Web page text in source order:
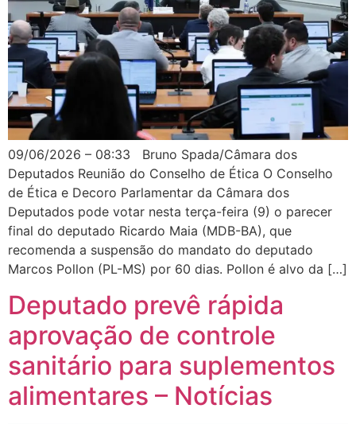
09/06/2026 – 08:33 Bruno Spada/Câmara dos
Deputados Reunião do Conselho de Ética O Conselho
de Ética e Decoro Parlamentar da Câmara dos
Deputados pode votar nesta terça-feira (9) o parecer
final do deputado Ricardo Maia (MDB-BA), que
recomenda a suspensão do mandato do deputado
Marcos Pollon (PL-MS) por 60 dias. Pollon é alvo da […]
Deputado prevê rápida
aprovação de controle
sanitário para suplementos
alimentares – Notícias